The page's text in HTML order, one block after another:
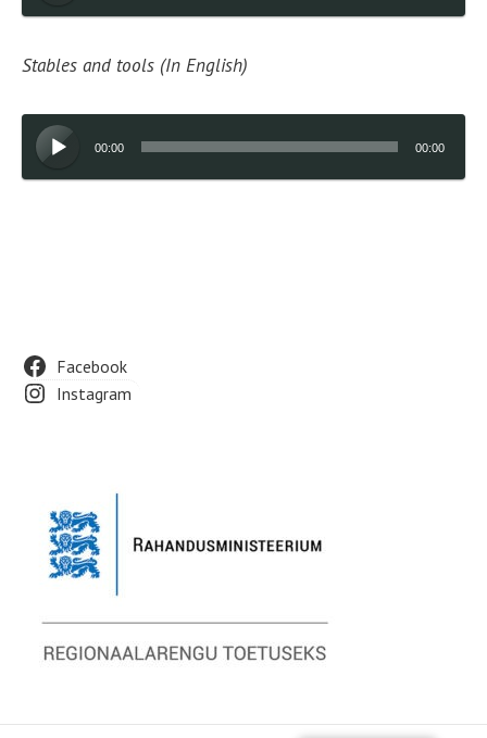
Stables and tools (In English)
Audioesitaja
00:00 00:00
Footer
Widget
Facebook
Instagram